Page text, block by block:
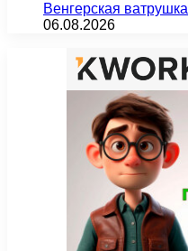
Венгерская ватрушка
06.08.2026